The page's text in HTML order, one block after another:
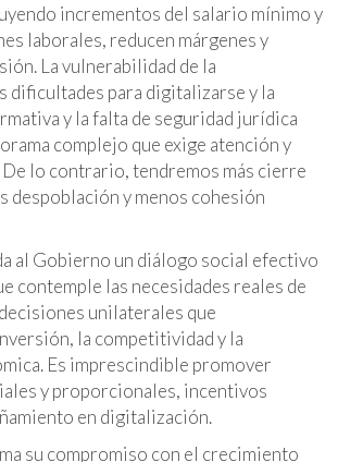
incrementos del salario mínimo y
laborales, reducen márgenes y
La vulnerabilidad de la
dificultades para digitalizarse y la
y la falta de seguridad jurídica
complejo que exige atención y
lo contrario, tendremos más cierre
despoblación y menos cohesión
al Gobierno un diálogo social efectivo
contemple las necesidades reales de
unilaterales que
la competitividad y la
Es imprescindible promover
y proporcionales, incentivos
en digitalización.
su compromiso con el crecimiento